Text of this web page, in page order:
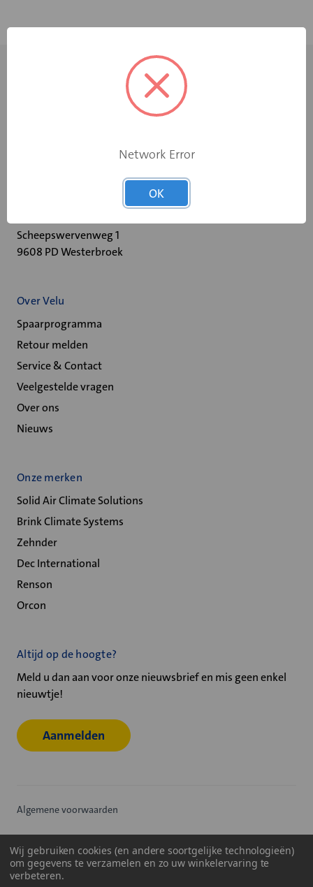
Scheepswervenweg 1
9608 PD Westerbroek
Over Velu
Spaarprogramma
Retour melden
Service & Contact
Veelgestelde vragen
Over ons
Nieuws
Onze merken
Solid Air Climate Solutions
Brink Climate Systems
Zehnder
Dec International
Renson
Orcon
Altijd op de hoogte?
Meld u dan aan voor onze nieuwsbrief en mis geen enkel
nieuwtje!
Aanmelden
Algemene voorwaarden
Cookiebeleid
Wij gebruiken cookies (en andere soortgelijke technologieën)
om gegevens te verzamelen en zo uw winkelervaring te
verbeteren.
Network Error
OK